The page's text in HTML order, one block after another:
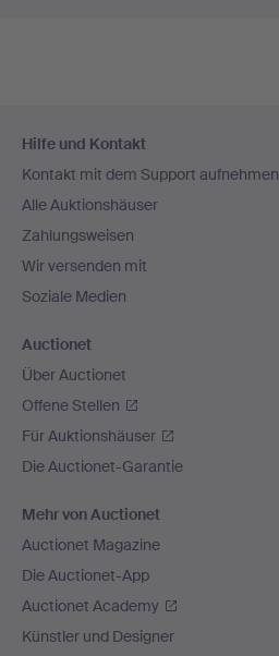
Navigation
Hilfe und Kontakt
Kontakt mit dem Support aufnehmen
Alle Auktionshäuser
Zahlungsweisen
Wir versenden mit
Soziale Medien
Auctionet
Über Auctionet
Offene Stellen
Für Auktionshäuser
Die Auctionet-Garantie
Mehr von Auctionet
Auctionet Magazine
Die Auctionet-App
Auctionet Academy
Künstler und Designer